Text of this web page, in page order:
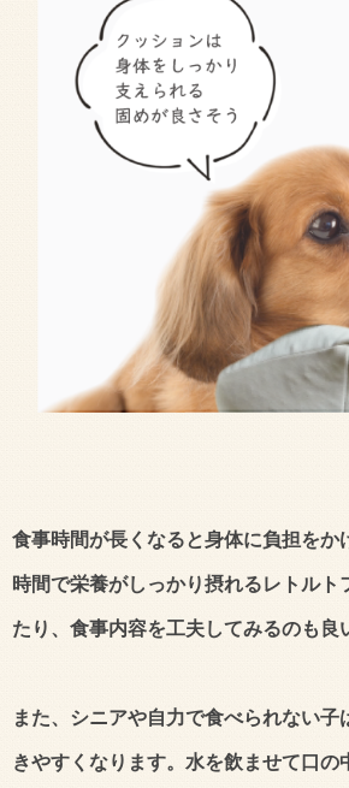
食事時間が長くなると身体に負担をか
時間で栄養がしっかり摂れるレトルト
たり、食事内容を工夫してみるのも良
また、シニアや自力で食べられない子
きやすくなります。水を飲ませて口の